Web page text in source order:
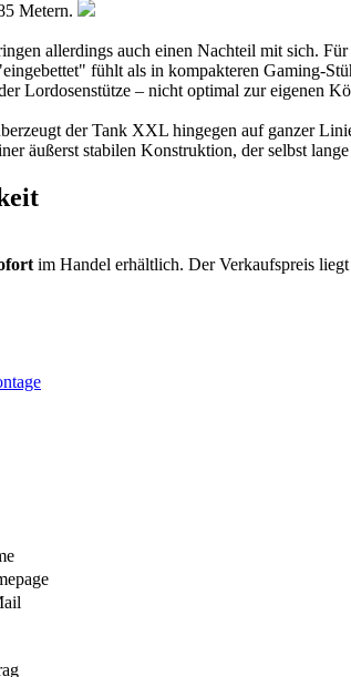
Metern.
allerdings auch einen Nachteil mit sich.
fühlt als in kompakteren Gaming-
Lordosenstütze – nicht optimal zur eigenen
der Tank XXL hingegen auf ganzer
äußerst stabilen Konstruktion, der selbst
im Handel erhältlich. Der Verkaufspreis liegt